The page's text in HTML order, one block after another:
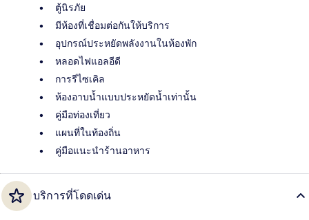
ตู้นิรภัย
มีห้องที่เชื่อมต่อกันให้บริการ
อุปกรณ์ประหยัดพลังงานในห้องพัก
หลอดไฟแอลอีดี
การรีไซเคิล
ห้องอาบน้ำแบบประหยัดน้ำเท่านั้น
คู่มือท่องเที่ยว
แผนที่ในท้องถิ่น
คู่มือแนะนำร้านอาหาร
บริการที่โดดเด่น